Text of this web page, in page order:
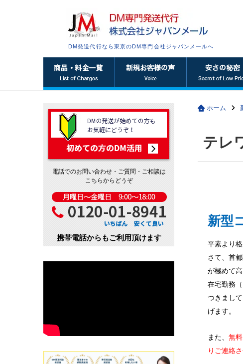
DM発送代行なら東京のDM専門会社ジャパンメールへ
ホーム
テレ
新型
平素より
さて、首
が極めて
在宅勤務
つきまして
げます。
また、 無
りご連絡
電話でのお問い合わせ・ご質問・ご相談は
こちらからどうぞ
携帯電話からもご利用頂けます